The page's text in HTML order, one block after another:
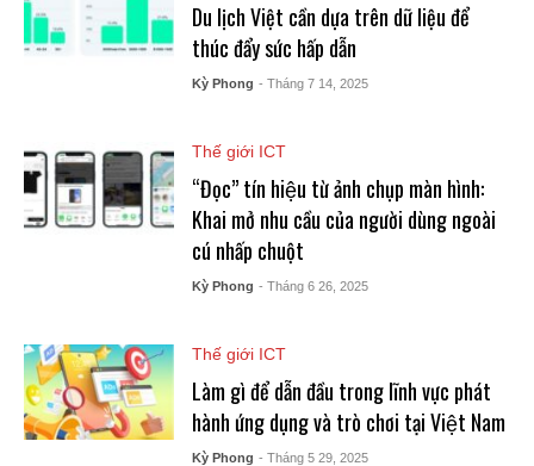
Du lịch Việt cần dựa trên dữ liệu để
thúc đẩy sức hấp dẫn
Kỳ Phong - Tháng 7 14, 2025
Thế giới ICT
“Đọc” tín hiệu từ ảnh chụp màn hình:
Khai mở nhu cầu của người dùng ngoài
cú nhấp chuột
Kỳ Phong - Tháng 6 26, 2025
Thế giới ICT
Làm gì để dẫn đầu trong lĩnh vực phát
hành ứng dụng và trò chơi tại Việt Nam
Kỳ Phong - Tháng 5 29, 2025